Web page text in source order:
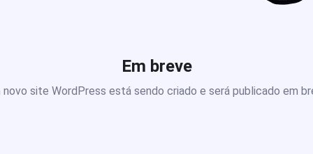
Em breve
novo site WordPress está sendo criado e será publicado em